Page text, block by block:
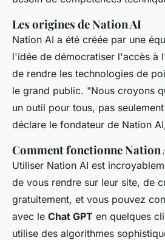
Les origines de Nation AI
Nation AI a été créée par une
l'idée de démocratiser l'accès à
de rendre les technologies de
le grand public. "Nous croyons
un outil pour tous, pas
déclare le fondateur de Nation
Comment fonctionne Nation
Utiliser Nation AI est
de vous rendre sur leur site, de
gratuitement, et vous pouvez
avec le Chat GPT en quelques
utilise des algorithmes